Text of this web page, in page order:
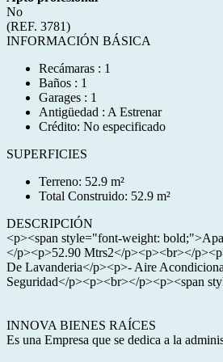
No
(REF. 3781)
INFORMACIÓN BÁSICA
Recámaras : 1
Baños : 1
Garages : 1
Antigüedad : A Estrenar
Crédito: No especificado
SUPERFICIES
Terreno: 52.9 m²
Total Construido: 52.9 m²
DESCRIPCIÓN
<p><span style="font-weight:
</p><p>52.90 Mtrs2</p><p><br></
De Lavanderia</p><p>- Aire
Seguridad</p><p><br></p><p><span
INNOVA BIENES RAÍCES
Es una Empresa que se dedica a la